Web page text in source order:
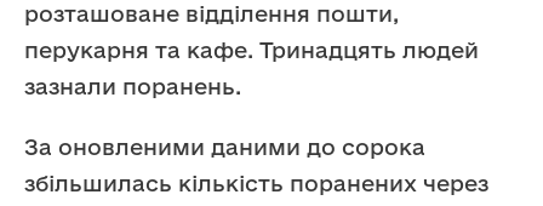
розташоване відділення пошти,
перукарня та кафе. Тринадцять людей
зазнали поранень.
За оновленими даними до сорока
збільшилась кількість поранених через